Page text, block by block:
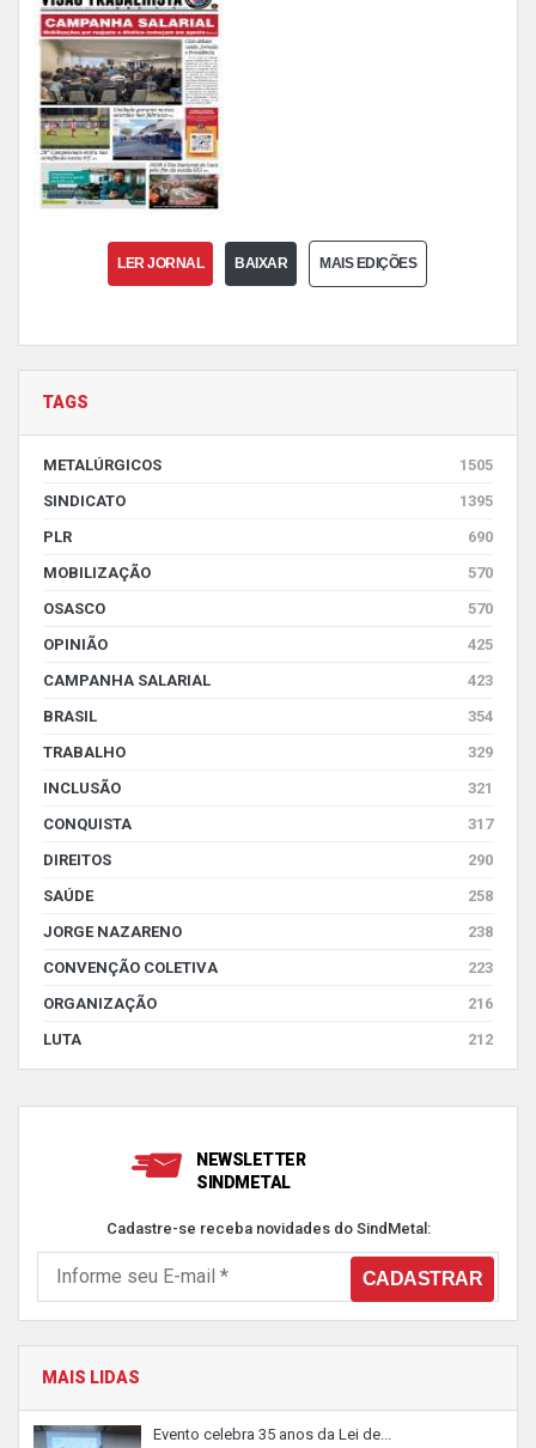
LER JORNAL BAIXAR MAIS EDIÇÕES
TAGS
METALÚRGICOS
1505
SINDICATO
1395
PLR
690
MOBILIZAÇÃO
570
OSASCO
570
OPINIÃO
425
CAMPANHA SALARIAL
423
BRASIL
354
TRABALHO
329
INCLUSÃO
321
CONQUISTA
317
DIREITOS
290
SAÚDE
258
JORGE NAZARENO
238
CONVENÇÃO COLETIVA
223
ORGANIZAÇÃO
216
LUTA
212
NEWSLETTER
SINDMETAL
Cadastre-se receba novidades do SindMetal:
MAIS LIDAS
Evento celebra 35 anos da Lei de...